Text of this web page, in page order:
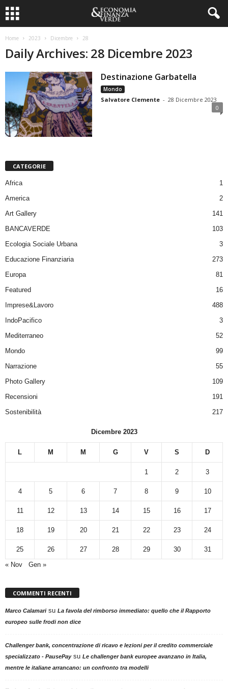
Home 2023 Dicembre 28
Daily Archives: 28 Dicembre 2023
Destinazione Garbatella
Mondo
Salvatore Clemente - 28 Dicembre 2023
0
CATEGORIE
Africa
1
America
2
Art Gallery
141
BANCAVERDE
103
Ecologia Sociale Urbana
3
Educazione Finanziaria
273
Europa
81
Featured
16
Imprese&Lavoro
488
IndoPacifico
3
Mediterraneo
52
Mondo
99
Narrazione
55
Photo Gallery
109
Recensioni
191
Sostenibilità
217
Dicembre 2023
L M M G V S D
1 2 3
4 5 6 7 8 9 10
11 12 13 14 15 16 17
18 19 20 21 22 23 24
25 26 27 28 29 30
31
« Nov
Gen »
COMMENTI RECENTI
Marco Calamarisu La favola del rimborso immediato: quello che il Rapporto
europeo sulle frodi non dice
Challenger bank, concentrazione di ricavo e lezioni per il credito commerciale
specializzato - PausePaysu Le challenger bank europee avanzano in Italia,
mentre le italiane arrancano: un confronto tra modelli